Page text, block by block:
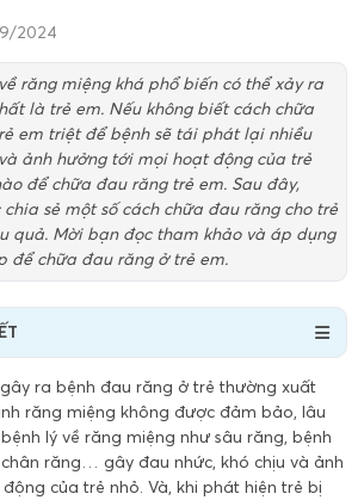
2024
răng miệng khá phổ biến có thể xảy ra
là trẻ em. Nếu không biết cách chữa
em triệt để bệnh sẽ tái phát lại nhiều
ảnh hưởng tới mọi hoạt động của trẻ
để chữa đau răng trẻ em. Sau đây,
sẻ một số cách chữa đau răng cho trẻ
quả. Mời bạn đọc tham khảo và áp dụng
để chữa đau răng ở trẻ em.
ra bệnh đau răng ở trẻ thường xuất
răng miệng không được đảm bảo, lâu
lý về răng miệng như sâu răng, bệnh
răng… gây đau nhức, khó chịu và ảnh
của trẻ nhỏ. Và, khi phát hiện trẻ bị